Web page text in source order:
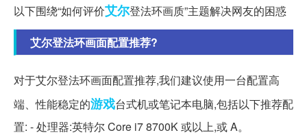
以下围绕“如何评价艾尔登法环画质”主题解决网友的困惑
艾尔登法环画面配置推荐?
对于艾尔登法环画面配置推荐,我们建议使用一台配置高
端、性能稳定的游戏台式机或笔记本电脑,包括以下推荐配
置: - 处理器:英特尔 Core i7 8700K 或以上,或 A。